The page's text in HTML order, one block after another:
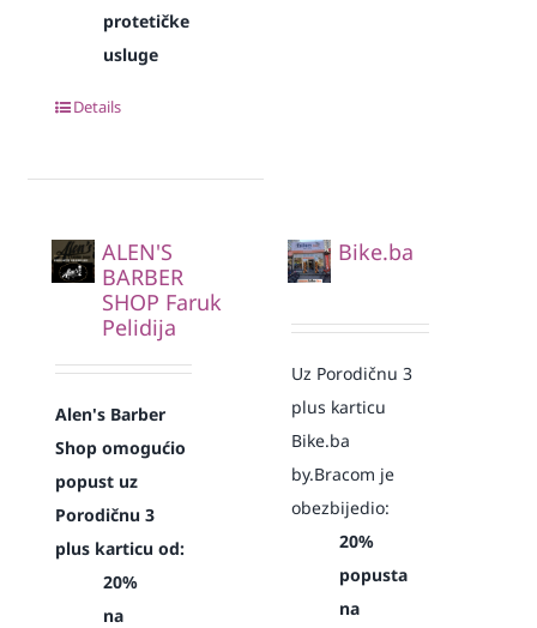
protetičke
usluge
Details
ALEN'S
BARBER
SHOP Faruk
Pelidija
Alen's Barber
Shop omogućio
popust uz
Porodičnu 3
plus karticu od:
20%
na
Bike.ba
Uz Porodičnu 3
plus karticu
Bike.ba
by.Bracom je
obezbijedio:
20%
popusta
na